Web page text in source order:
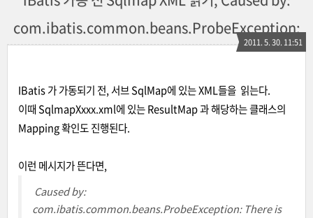
com.ibatis.common.beans.ProbeException:
2011. 5. 30. 11:51
IBatis 가 가동되기 전, 서브 SqlMap에 있는 XML들을 읽는다.
이때 SqlmapXxxx.xml에 있는 ResultMap 과 해당하는 클래스의
Mapping 확인도 진행된다.
이런 메시지가 뜬다면,
Caused by:
com.ibatis.common.beans.ProbeException: There is